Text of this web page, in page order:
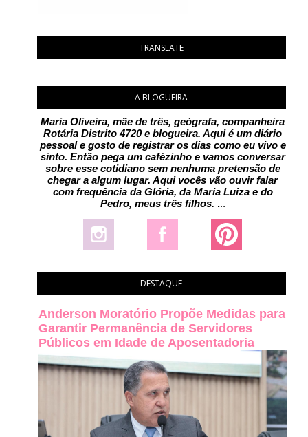
TRANSLATE
A BLOGUEIRA
Maria Oliveira, mãe de três, geógrafa, companheira
Rotária Distrito 4720 e blogueira. Aqui é um diário
pessoal e gosto de registrar os dias como eu vivo e
sinto. Então pega um cafézinho e vamos conversar
sobre esse cotidiano sem nenhuma pretensão de
chegar a algum lugar. Aqui vocês vão ouvir falar
com frequência da Glória, da Maria Luiza e do
Pedro, meus três filhos. ...
DESTAQUE
Anderson Moratório Propõe Medidas para
Garantir Permanência de Servidores
Públicos em Idade de Aposentadoria